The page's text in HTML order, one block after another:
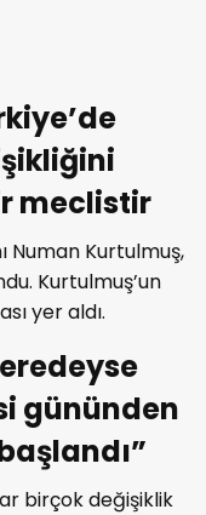
meclistir
Numan Kurtulmuş,
Kurtulmuş’un
yer aldı.
gününden
birçok değişiklik